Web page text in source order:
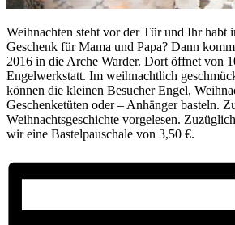
Weihnachten steht vor der Tür und Ihr habt
Geschenk für Mama und Papa? Dann
2016 in die Arche Warder. Dort öffnet von
Engelwerkstatt. Im weihnachtlich
können die kleinen Besucher Engel,
Geschenketüten oder – Anhänger basteln.
Weihnachtsgeschichte vorgelesen.
wir eine Bastelpauschale von 3,50 €.